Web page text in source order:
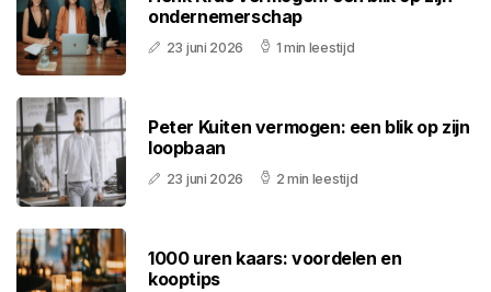
ondernemerschap
23 juni 2026 1 min leestijd
Peter Kuiten vermogen: een blik op zijn
loopbaan
23 juni 2026 2 min leestijd
1000 uren kaars: voordelen en
kooptips